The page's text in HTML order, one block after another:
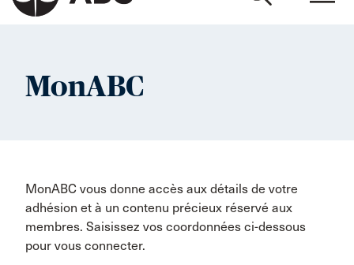
MonABC
MonABC vous donne accès aux détails de votre
adhésion et à un contenu précieux réservé aux
membres. Saisissez vos coordonnées ci-dessous
pour vous connecter.